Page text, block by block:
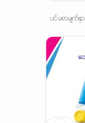
ပင်မစာမျက်နှာ